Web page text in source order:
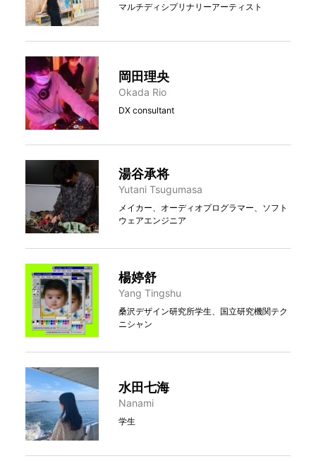
マルチディシプリナリーアーティスト
岡田理央
Okada Rio
DX consultant
湯谷承将
Yutani Tsugumasa
メイカー、オーディオプログラマー、ソフト
ウェアエンジニア
楊婷舒
Yang Tingshu
桑沢デザイン研究所学生、国立研究機関テク
ニシャン
水田七海
Nanami
学生